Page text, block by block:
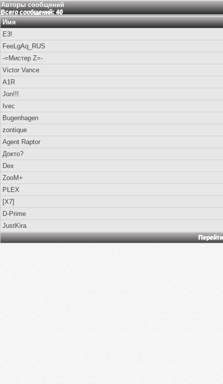
Авторы сообщений
Всего сообщений: 40
Имя
E3!
FeeLgAq_RUS
-=Мистер Z=-
Victor Vance
A1R
Jon!!!
Ivec
Bugenhagen
zontique
Agent Raptor
Докто?
Dex
ZooM+
PLEX
[X7]
D-Prime
JustKira